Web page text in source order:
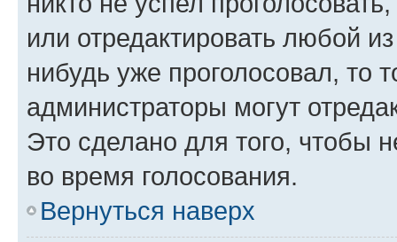
или отредактировать любой
нибудь уже проголосовал, то
администраторы могут
Это сделано для того, чтобы
во время голосования.
Вернуться наверх